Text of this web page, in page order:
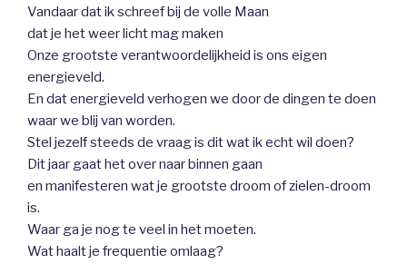
Vandaar dat ik schreef bij de volle Maan
dat je het weer licht mag maken
Onze grootste verantwoordelijkheid is ons eigen
energieveld.
En dat energieveld verhogen we door de dingen te doen
waar we blij van worden.
Stel jezelf steeds de vraag is dit wat ik echt wil doen?
Dit jaar gaat het over naar binnen gaan
en manifesteren wat je grootste droom of zielen-droom
is.
Waar ga je nog te veel in het moeten.
Wat haalt je frequentie omlaag?